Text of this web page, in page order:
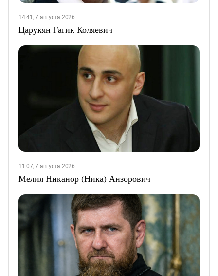
14:41, 7 августа 2026
Царукян Гагик Коляевич
11:07, 7 августа 2026
Мелия Никанор (Ника) Анзорович